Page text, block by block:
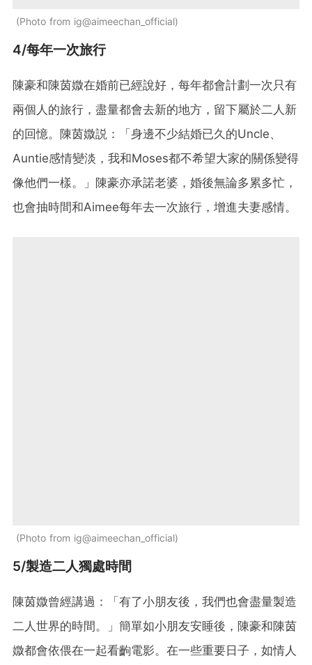
Photo from ig@aimeechan_official
4/每年一次旅行
陳豪和陳茵媺在婚前已經說好，每年都會計劃一次只有
兩個人的旅行，盡量都會去新的地方，留下屬於二人新
的回憶。陳茵媺説：「身邊不少結婚已久的Uncle、
Auntie感情變淡，我和Moses都不希望大家的關係變得
像他們一樣。」陳豪亦承諾老婆，婚後無論多累多忙，
也會抽時間和Aimee每年去一次旅行，增進夫妻感情。
Photo from ig@aimeechan_official
5/製造二人獨處時間
陳茵媺曾經講過：「有了小朋友後，我們也會盡量製造
二人世界的時間。」簡單如小朋友安睡後，陳豪和陳茵
媺都會依偎在一起看齣電影。在一些重要日子，如情人